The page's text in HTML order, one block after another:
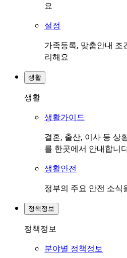
요
설정
가족등록, 맞춤안내 조
리해요
생활
생활
생활가이드
결혼, 출산, 이사 등 상
를 한곳에서 안내합니
생활안전
정부의 주요 안전 소식
정책정보
정책정보
분야별 정책정보